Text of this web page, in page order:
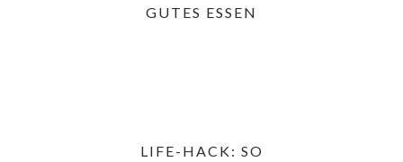
GUTES ESSEN
LIFE-HACK: SO